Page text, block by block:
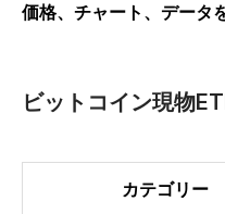
価格、チャート、データ
ビットコイン現物
カテゴリー